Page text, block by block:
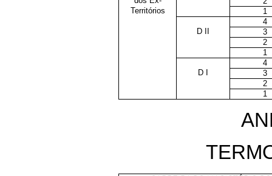
Territórios
1
4
D II
3
2
1
4
D I
3
2
1